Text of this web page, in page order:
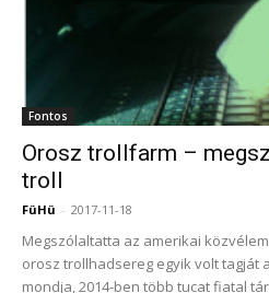
Fontos
Orosz trollfarm –
troll
FüHü - 2017-11-18
Megszólaltatta az amerikai
orosz trollhadsereg egyik volt tagját
mondja, 2014-ben több tucat fiatal